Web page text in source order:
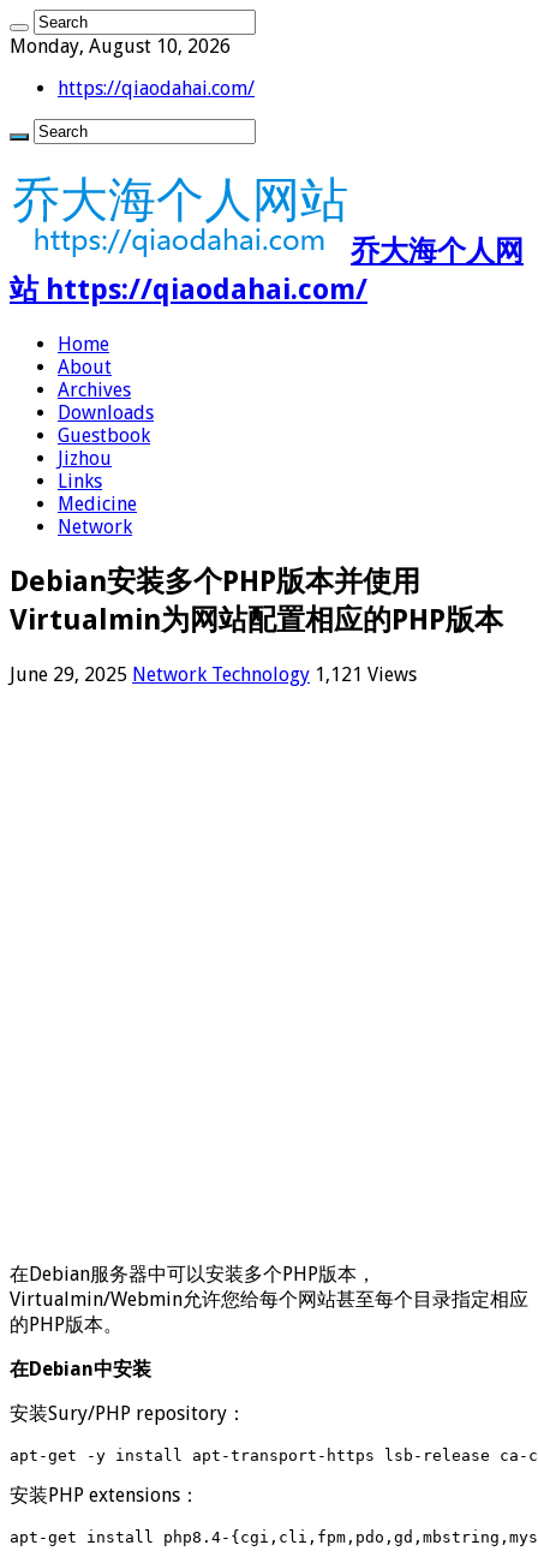
Monday, August 10, 2026
https://qiaodahai.com/
乔大海个人网
站 https://qiaodahai.com/
Home
About
Archives
Downloads
Guestbook
Jizhou
Links
Medicine
Network
Debian安装多个PHP版本并使用
Virtualmin为网站配置相应的PHP版本
June 29, 2025 Network Technology 1,121 Views
在Debian服务器中可以安装多个PHP版本，
Virtualmin/Webmin允许您给每个网站甚至每个目录指定相应
的PHP版本。
在Debian中安装
安装Sury/PHP repository：
apt-get -y install apt-transport-https lsb-release ca-
安装PHP extensions：
apt-get install php8.4-